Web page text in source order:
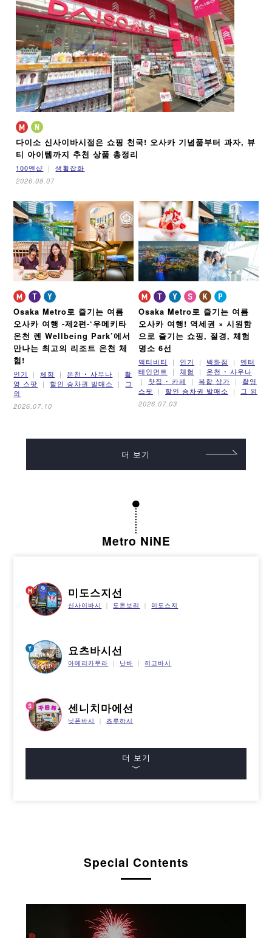
다이소 신사이바시점은 쇼핑 천국! 오사카 기념품부터 과자, 뷰
티 아이템까지 추천 상품 총정리
100엔샵
생활잡화
2026.08.07
Osaka Metro로 즐기는 여름
오사카 여행 -제2편-‘우메키타
온천 렌 Wellbeing Park’에서
만나는 최고의 리조트 온천 체
험!
인기 체험 온천 ･ 사우나
촬
영 스팟
할인 승차권 발매소
그
외
2026.07.10
Osaka Metro로 즐기는 여름
오사카 여행! 역세권 × 시원함
으로 즐기는 쇼핑, 절경, 체험
명소 6선
액티비티 인기 백화점
엔터
테인먼트
체험
온천 ･ 사우나
찻집 ･ 카페
복합 상가
촬영
스팟
할인 승차권 발매소
그 외
2026.07.03
더 보기
Metro NiNE
미도스지선
신사이바시 도톤보리 미도스지
요츠바시선
아메리카무라 난바 히고바시
센니치마에선
닛폰바시 츠루하시
더 보기
Special Contents